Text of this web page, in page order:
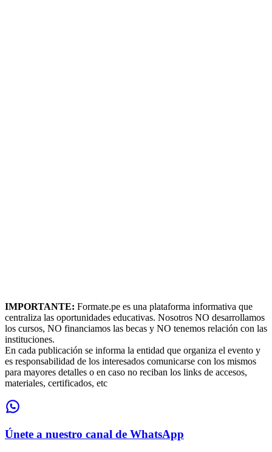
IMPORTANTE: Formate.pe es una plataforma informativa que
centraliza las oportunidades educativas. Nosotros NO desarrollamos
los cursos, NO financiamos las becas y NO tenemos relación con las
instituciones.
En cada publicación se informa la entidad que organiza el evento y
es responsabilidad de los interesados comunicarse con los mismos
para mayores detalles o en caso no reciban los links de accesos,
materiales, certificados, etc
Únete a nuestro canal de WhatsApp